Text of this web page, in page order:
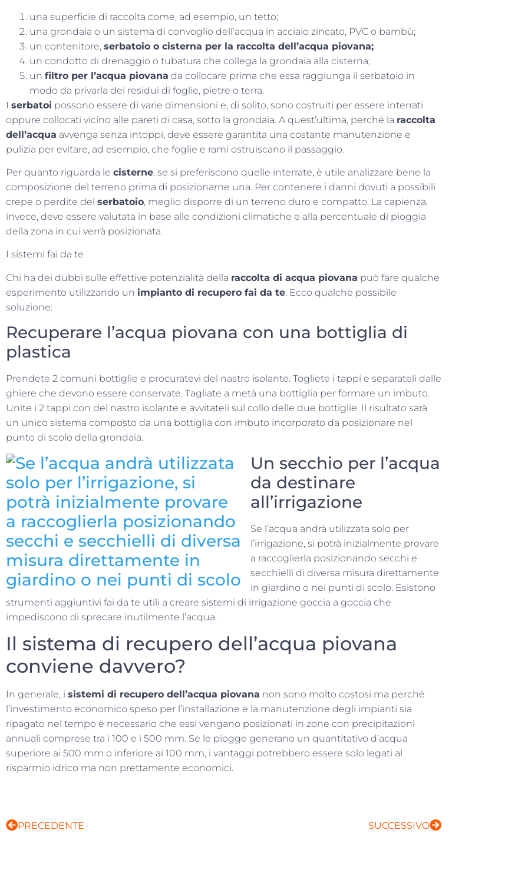
una superficie di raccolta come, ad esempio, un tetto;
una grondaia o un sistema di convoglio dell’acqua in acciaio zincato, PVC o bambù;
un contenitore, serbatoio o cisterna per la raccolta dell’acqua piovana;
un condotto di drenaggio o tubatura che collega la grondaia alla cisterna;
un filtro per l’acqua piovana da collocare prima che essa raggiunga il serbatoio in
modo da privarla dei residui di foglie, pietre o terra.
I serbatoi possono essere di varie dimensioni e, di solito, sono costruiti per essere interrati
oppure collocati vicino alle pareti di casa, sotto la grondaia. A quest’ultima, perché la raccolta
dell’acqua avvenga senza intoppi, deve essere garantita una costante manutenzione e
pulizia per evitare, ad esempio, che foglie e rami ostruiscano il passaggio.
Per quanto riguarda le cisterne, se si preferiscono quelle interrate, è utile analizzare bene la
composizione del terreno prima di posizionarne una. Per contenere i danni dovuti a possibili
crepe o perdite del serbatoio, meglio disporre di un terreno duro e compatto. La capienza,
invece, deve essere valutata in base alle condizioni climatiche e alla percentuale di pioggia
della zona in cui verrà posizionata.
I sistemi fai da te
Chi ha dei dubbi sulle effettive potenzialità della raccolta di acqua piovana può fare qualche
esperimento utilizzando un impianto di recupero fai da te. Ecco qualche possibile
soluzione:
Recuperare l’acqua piovana con una bottiglia di
plastica
Prendete 2 comuni bottiglie e procuratevi del nastro isolante. Togliete i tappi e separateli dalle
ghiere che devono essere conservate. Tagliate a metà una bottiglia per formare un imbuto.
Unite i 2 tappi con del nastro isolante e avvitateli sul collo delle due bottiglie. Il risultato sarà
un unico sistema composto da una bottiglia con imbuto incorporato da posizionare nel
punto di scolo della grondaia.
Un secchio per l’acqua
da destinare
all’irrigazione
Se l’acqua andrà utilizzata solo per
l’irrigazione, si potrà inizialmente provare
a raccoglierla posizionando secchi e
secchielli di diversa misura direttamente
in giardino o nei punti di scolo. Esistono
strumenti aggiuntivi fai da te utili a creare sistemi di irrigazione goccia a goccia che
impediscono di sprecare inutilmente l’acqua.
Il sistema di recupero dell’acqua piovana
conviene davvero?
In generale, i sistemi di recupero dell’acqua piovana non sono molto costosi ma perché
l’investimento economico speso per l’installazione e la manutenzione degli impianti sia
ripagato nel tempo è necessario che essi vengano posizionati in zone con precipitazioni
annuali comprese tra i 100 e i 500 mm. Se le piogge generano un quantitativo d’acqua
superiore ai 500 mm o inferiore ai 100 mm, i vantaggi potrebbero essere solo legati al
risparmio idrico ma non prettamente economici.
PRECEDENTE SUCCESSIVO